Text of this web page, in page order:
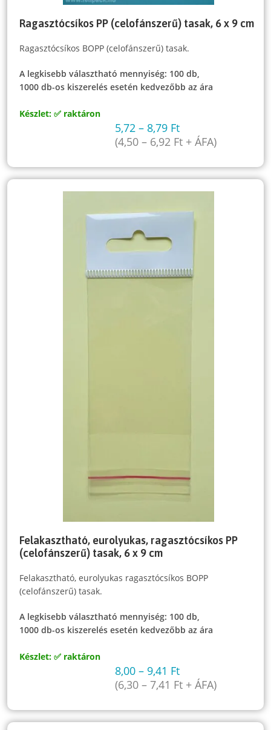
Ragasztócsíkos PP (celofánszerű) tasak, 6 x 9 cm
Ragasztócsíkos BOPP (celofánszerű) tasak.
A legkisebb választható mennyiség: 100 db,
1000 db-os kiszerelés esetén kedvezőbb az ára
Készlet: ✅ raktáron
5,72 – 8,79 Ft
(4,50 – 6,92 Ft+ ÁFA)
Felakasztható, eurolyukas, ragasztócsíkos PP
(celofánszerű) tasak, 6 x 9 cm
Felakasztható, eurolyukas ragasztócsíkos BOPP
(celofánszerű) tasak.
A legkisebb választható mennyiség: 100 db,
1000 db-os kiszerelés esetén kedvezőbb az ára
Készlet: ✅ raktáron
8,00 – 9,41 Ft
(6,30 – 7,41 Ft+ ÁFA)